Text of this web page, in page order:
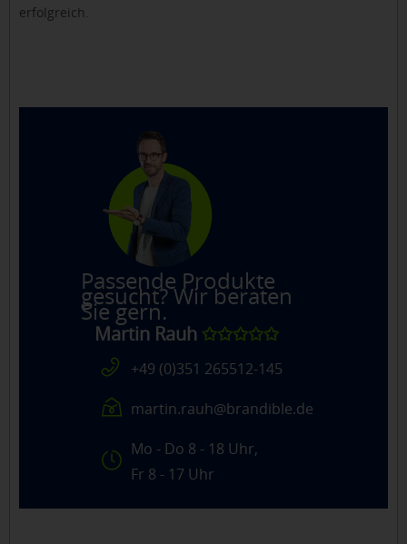
erfolgreich.
Passende Produkte
gesucht? Wir beraten
Sie gern.
Martin Rauh ✩✩✩✩✩
+49 (0)351 265512-145
martin.rauh@brandible.de
Mo - Do 8 - 18 Uhr,
Fr 8 - 17 Uhr